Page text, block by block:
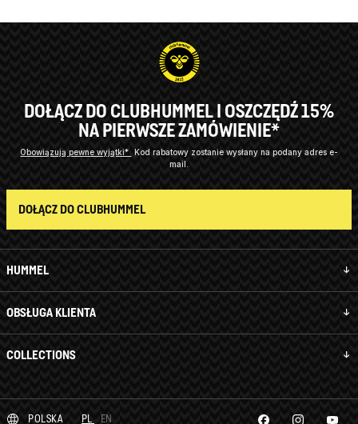
HUMMEL
OBSŁUGA KLIENTA
COLLECTIONS
DOŁĄCZ DO CLUBHUMMEL I OSZCZĘDŹ 15%
NA PIERWSZE ZAMÓWIENIE*
Obowiązują pewne wyjątki*
Kod rabatowy zostanie wysłany na podany adres e-
mail.
DOŁĄCZ DO CLUBHUMMEL
POLSKA PL EN